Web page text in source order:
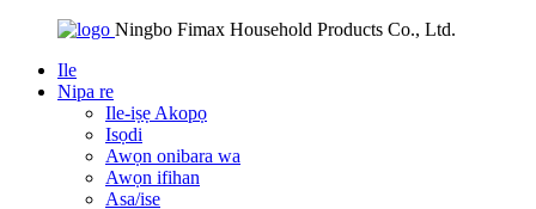
Ningbo Fimax Household Products Co., Ltd.
Ile
Nipa re
Ile-iṣẹ Akopọ
Isọdi
Awọn onibara wa
Awọn ifihan
Asa/ise